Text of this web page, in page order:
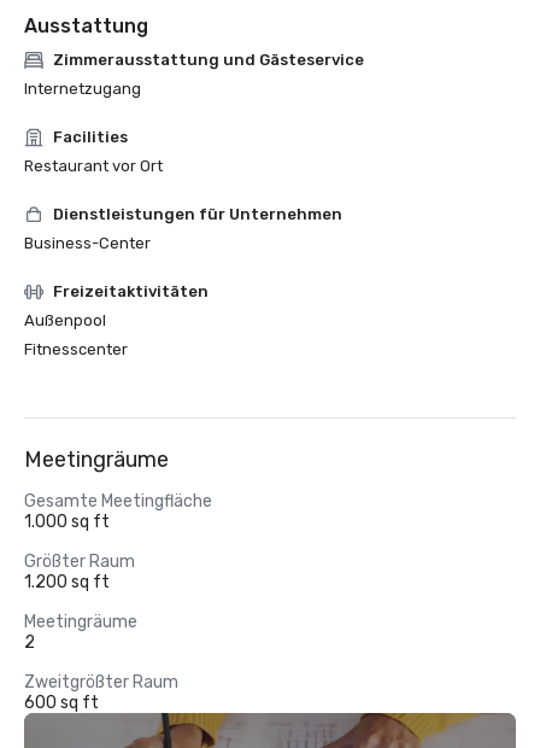
Ausstattung
Zimmerausstattung und Gästeservice
Internetzugang
Facilities
Restaurant vor Ort
Dienstleistungen für Unternehmen
Business-Center
Freizeitaktivitäten
Außenpool
Fitnesscenter
Meetingräume
Gesamte Meetingfläche
1.000 sq ft
Größter Raum
1.200 sq ft
Meetingräume
2
Zweitgrößter Raum
600 sq ft